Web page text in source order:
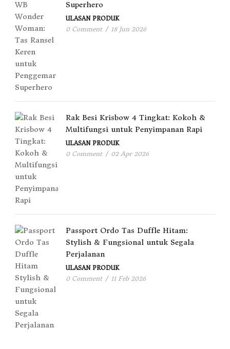
Superhero
ULASAN PRODUK
0 Comment / 18 Jun 2026
Rak Besi Krisbow 4 Tingkat: Kokoh &
Multifungsi untuk Penyimpanan Rapi
ULASAN PRODUK
0 Comment / 02 Apr 2026
Passport Ordo Tas Duffle Hitam:
Stylish & Fungsional untuk Segala
Perjalanan
ULASAN PRODUK
0 Comment / 11 Feb 2026